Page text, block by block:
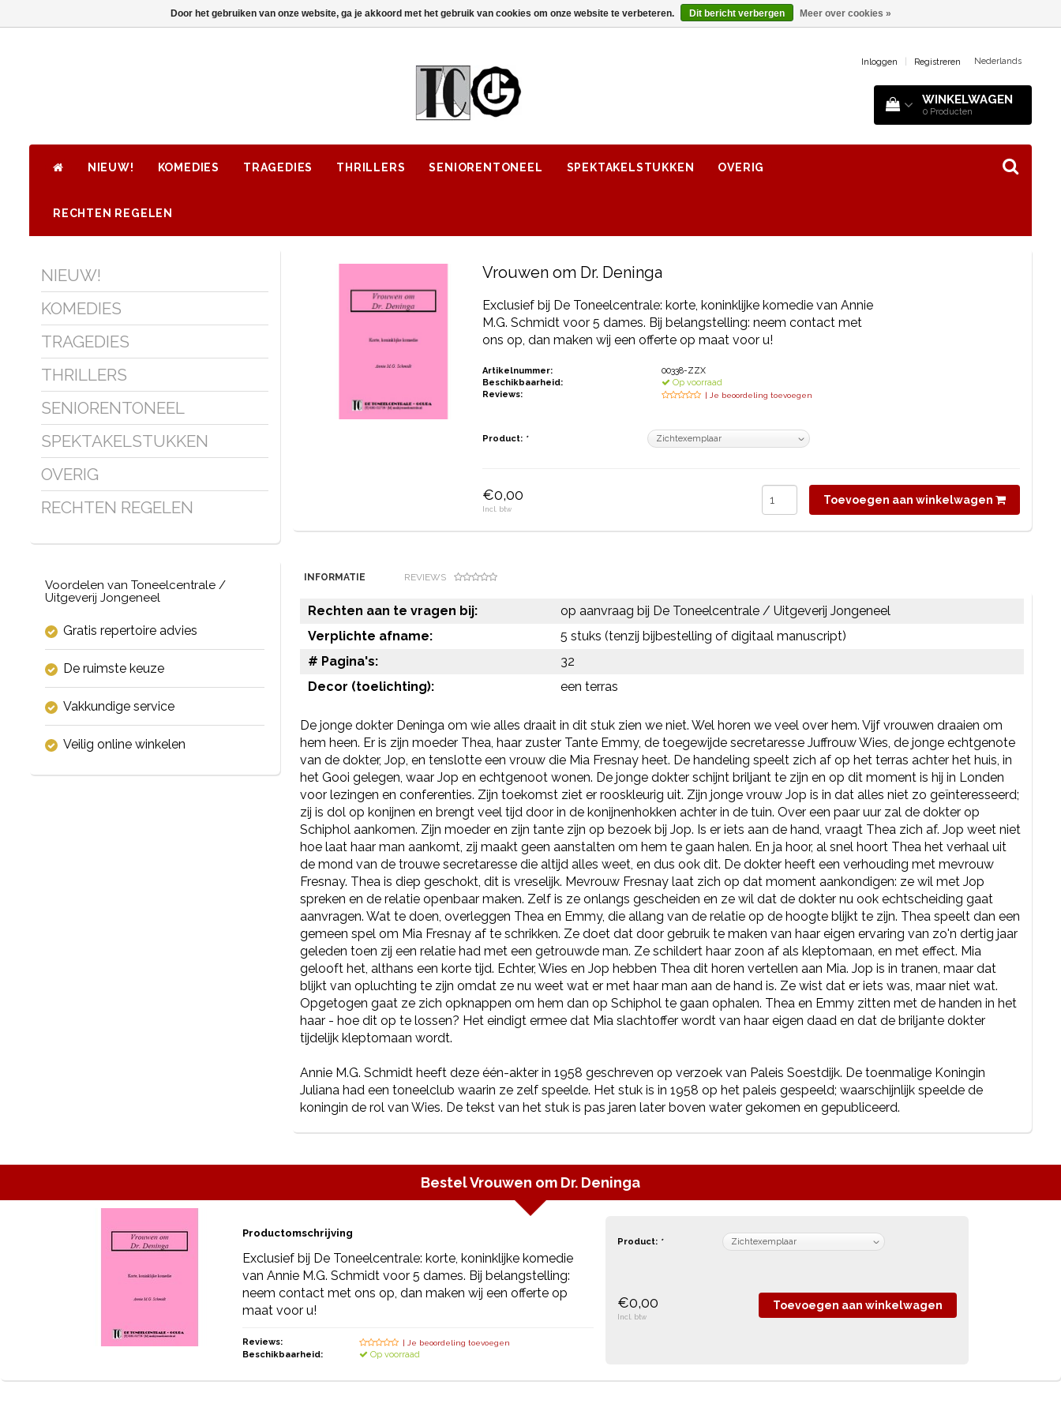
Inloggen Registreren Nederlands
WINKELWAGEN
0 Producten
NIEUW! KOMEDIES TRAGEDIES THRILLERS SENIORENTONEEL SPEKTAKELSTUKKEN OVERIG
RECHTEN REGELEN
NIEUW!
KOMEDIES
TRAGEDIES
THRILLERS
SENIORENTONEEL
SPEKTAKELSTUKKEN
OVERIG
RECHTEN REGELEN
Voordelen van Toneelcentrale /
Uitgeverij Jongeneel
Gratis repertoire advies
De ruimste keuze
Vakkundige service
Veilig online winkelen
Vrouwen om Dr. Deninga
Exclusief bij De Toneelcentrale: korte, koninklijke komedie van Annie
M.G. Schmidt voor 5 dames. Bij belangstelling: neem contact met
ons op, dan maken wij een offerte op maat voor u!
Artikelnummer:
00338-ZZX
Beschikbaarheid:
Op voorraad
Reviews:
| Je beoordeling toevoegen
Product: *
€0,00
Incl. btw
Toevoegen aan winkelwagen
INFORMATIE REVIEWS
Rechten aan te vragen bij:
op aanvraag bij De Toneelcentrale / Uitgeverij Jongeneel
Verplichte afname:
5 stuks (tenzij bijbestelling of digitaal manuscript)
# Pagina's:
32
Decor (toelichting):
een terras
De jonge dokter Deninga om wie alles draait in dit stuk zien we niet. Wel horen we veel over hem. Vijf vrouwen draaien om
hem heen. Er is zijn moeder Thea, haar zuster Tante Emmy, de toegewijde secretaresse Juffrouw Wies, de jonge echtgenote
van de dokter, Jop, en tenslotte een vrouw die Mia Fresnay heet. De handeling speelt zich af op het terras achter het huis, in
het Gooi gelegen, waar Jop en echtgenoot wonen. De jonge dokter schijnt briljant te zijn en op dit moment is hij in Londen
voor lezingen en conferenties. Zijn toekomst ziet er rooskleurig uit. Zijn jonge vrouw Jop is in dat alles niet zo geïnteresseerd;
zij is dol op konijnen en brengt veel tijd door in de konijnenhokken achter in de tuin. Over een paar uur zal de dokter op
Schiphol aankomen. Zijn moeder en zijn tante zijn op bezoek bij Jop. Is er iets aan de hand, vraagt Thea zich af. Jop weet niet
hoe laat haar man aankomt, zij maakt geen aanstalten om hem te gaan halen. En ja hoor, al snel hoort Thea het verhaal uit
de mond van de trouwe secretaresse die altijd alles weet, en dus ook dit. De dokter heeft een verhouding met mevrouw
Fresnay. Thea is diep geschokt, dit is vreselijk. Mevrouw Fresnay laat zich op dat moment aankondigen: ze wil met Jop
spreken en de relatie openbaar maken. Zelf is ze onlangs gescheiden en ze wil dat de dokter nu ook echtscheiding gaat
aanvragen. Wat te doen, overleggen Thea en Emmy, die allang van de relatie op de hoogte blijkt te zijn. Thea speelt dan een
gemeen spel om Mia Fresnay af te schrikken. Ze doet dat door gebruik te maken van haar eigen ervaring van zo'n dertig jaar
geleden toen zij een relatie had met een getrouwde man. Ze schildert haar zoon af als kleptomaan, en met effect. Mia
gelooft het, althans een korte tijd. Echter, Wies en Jop hebben Thea dit horen vertellen aan Mia. Jop is in tranen, maar dat
blijkt van opluchting te zijn omdat ze nu weet wat er met haar man aan de hand is. Ze wist dat er iets was, maar niet wat.
Opgetogen gaat ze zich opknappen om hem dan op Schiphol te gaan ophalen. Thea en Emmy zitten met de handen in het
haar - hoe dit op te lossen? Het eindigt ermee dat Mia slachtoffer wordt van haar eigen daad en dat de briljante dokter
tijdelijk kleptomaan wordt.
Annie M.G. Schmidt heeft deze één-akter in 1958 geschreven op verzoek van Paleis Soestdijk. De toenmalige Koningin
Juliana had een toneelclub waarin ze zelf speelde. Het stuk is in 1958 op het paleis gespeeld; waarschijnlijk speelde de
koningin de rol van Wies. De tekst van het stuk is pas jaren later boven water gekomen en gepubliceerd.
BestelVrouwen om Dr. Deninga
Productomschrijving
Exclusief bij De Toneelcentrale: korte, koninklijke komedie
van Annie M.G. Schmidt voor 5 dames. Bij belangstelling:
neem contact met ons op, dan maken wij een offerte op
maat voor u!
Reviews: | Je beoordeling toevoegen
Beschikbaarheid: Op voorraad
Product: *
€0,00
Incl. btw
Door het gebruiken van onze website, ga je akkoord met het gebruik van cookies om onze website te verbeteren. Dit bericht verbergen Meer over cookies »